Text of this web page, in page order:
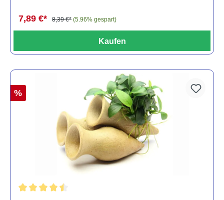
7,89 €* 8,39 €* (5.96% gespart)
Kaufen
%